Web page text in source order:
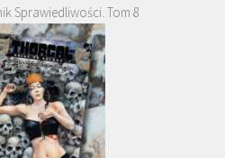
Sprawiedliwości. Tom 8